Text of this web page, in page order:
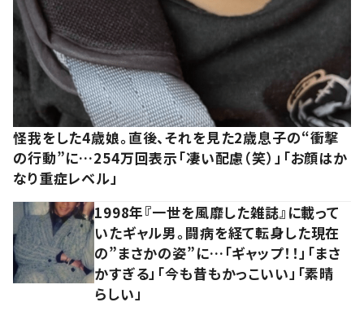
怪我をした4歳娘。直後、それを見た2歳息子の“衝撃
の行動”に…254万回表示「凄い配慮（笑）」「お顔はか
なり重症レベル」
1998年『一世を風靡した雑誌』に載って
いたギャル男。闘病を経て転身した現在
の”まさかの姿”に…「ギャップ！！」「まさ
かすぎる」「今も昔もかっこいい」「素晴
らしい」